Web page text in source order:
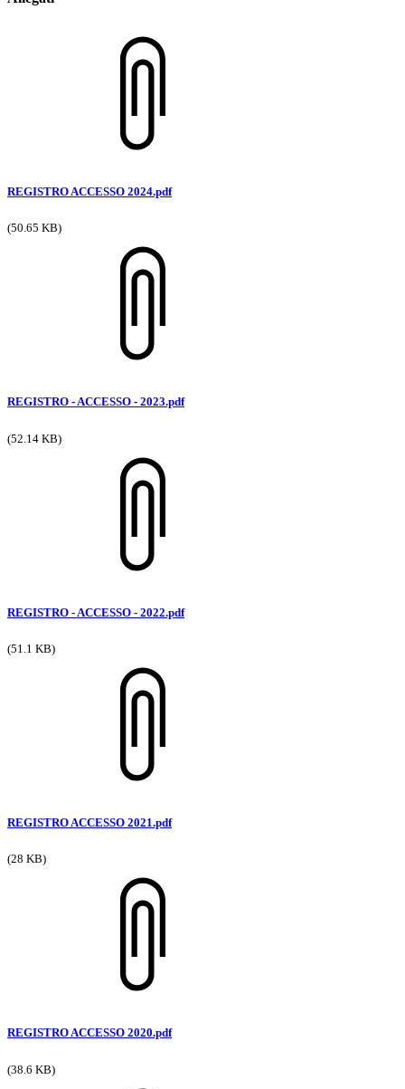
REGISTRO ACCESSO 2024.pdf
(50.65 KB)
REGISTRO - ACCESSO - 2023.pdf
(52.14 KB)
REGISTRO - ACCESSO - 2022.pdf
(51.1 KB)
REGISTRO ACCESSO 2021.pdf
(28 KB)
REGISTRO ACCESSO 2020.pdf
(38.6 KB)